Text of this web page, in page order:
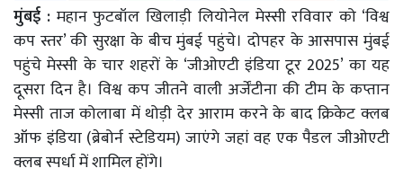
मुंबई :महान फुटबॉल खिलाड़ी लियोनेल मेस्सी रविवार को ‘विश्व
कप स्तर’ की सुरक्षा के बीच मुंबई पहुंचे। दोपहर के आसपास मुंबई
पहुंचे मेस्सी के चार शहरों के ‘जीओएटी इंडिया टूर 2025’ का यह
दूसरा दिन है। विश्व कप जीतने वाली अर्जेंटीना की टीम के कप्तान
मेस्सी ताज कोलाबा में थोड़ी देर आराम करने के बाद क्रिकेट क्लब
ऑफ इंडिया (ब्रेबोर्न स्टेडियम) जाएंगे जहां वह एक पैडल जीओएटी
क्लब स्पर्धा में शामिल होंगे।